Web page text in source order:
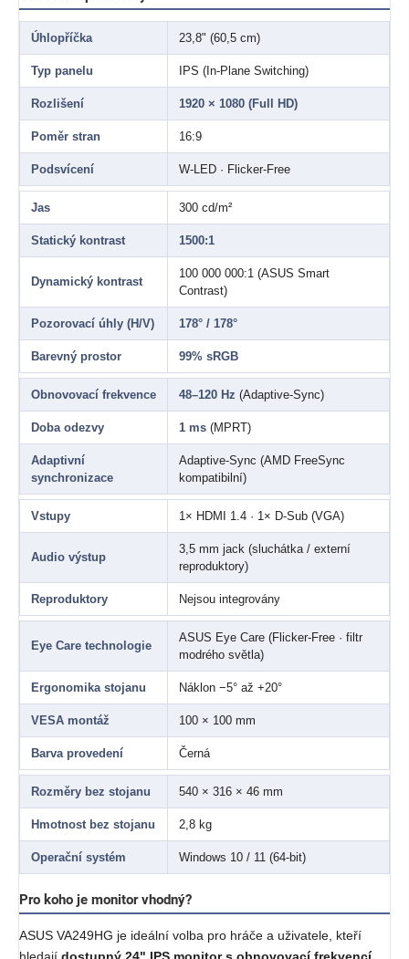
Úhlopříčka 23,8" (60,5 cm)
Typ panelu IPS (In-Plane Switching)
Rozlišení 1920 × 1080 (Full HD)
Poměr stran 16:9
Podsvícení W-LED · Flicker-Free
Jas 300 cd/m²
Statický kontrast 1500:1
Dynamický kontrast
100 000 000:1 (ASUS Smart
Contrast)
Pozorovací úhly (H/V) 178° / 178°
Barevný prostor 99% sRGB
Obnovovací frekvence 48–120 Hz (Adaptive-Sync)
Doba odezvy 1 ms (MPRT)
Adaptivní
synchronizace
Adaptive-Sync (AMD FreeSync
kompatibilní)
Vstupy 1× HDMI 1.4 · 1× D-Sub (VGA)
Audio výstup
3,5 mm jack (sluchátka / externí
reproduktory)
Reproduktory Nejsou integrovány
Eye Care technologie
ASUS Eye Care (Flicker-Free · filtr
modrého světla)
Ergonomika stojanu Náklon −5° až +20°
VESA montáž 100 × 100 mm
Barva provedení Černá
Rozměry bez stojanu 540 × 316 × 46 mm
Hmotnost bez stojanu 2,8 kg
Operační systém Windows 10 / 11 (64-bit)
Pro koho je monitor vhodný?
ASUS VA249HG je ideální volba pro hráče a uživatele, kteří